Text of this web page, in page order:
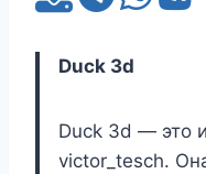
Duck 3d
Duck 3d — это
victor_tesch.